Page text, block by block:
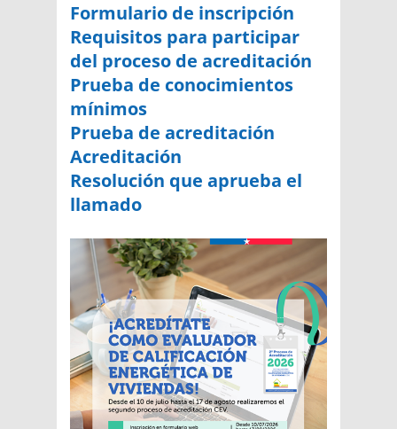
Formulario de inscripción
Requisitos para participar
del proceso de acreditación
Prueba de conocimientos
mínimos
Prueba de acreditación
Acreditación
Resolución que aprueba el
llamado